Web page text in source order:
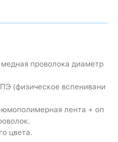
проволока диаметр
(физическое вспенивани
лента + оп
цвета.